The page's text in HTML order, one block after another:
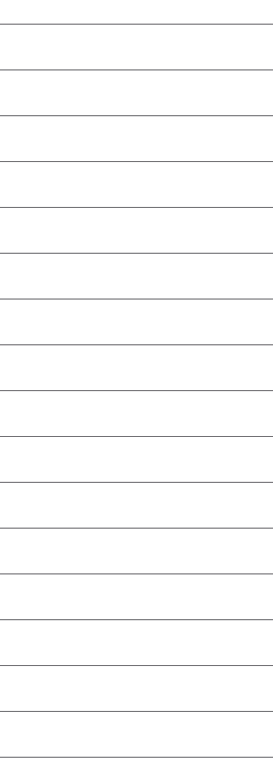
Basilicata
Molise
Veneto
Irbid Governorate
Gouvernorat du Mont-Liban
Sabah
Port Region
Podgorica
Central Luzon
Województwo kujawsko-
Województwo świętokrzyskie
Județul Argeș
Belgorodskaya oblast'
Nizhegorodskaya oblast'
Vojvodina